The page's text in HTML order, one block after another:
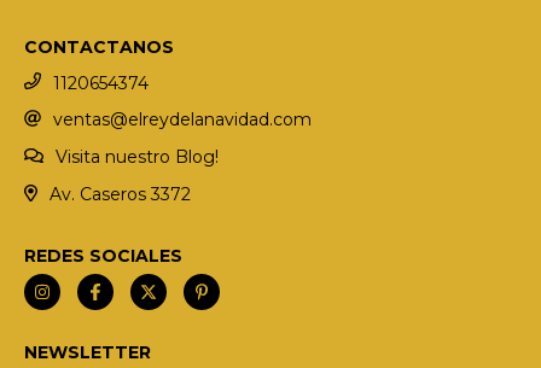
CONTACTANOS
1120654374
ventas@elreydelanavidad.com
Visita nuestro Blog!
Av. Caseros 3372
REDES SOCIALES
NEWSLETTER